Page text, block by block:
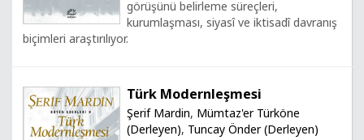
görüşünü belirleme süreçleri,
kurumlaşması, siyasî ve iktisadî davranış
biçimleri araştırılıyor.
Türk Modernleşmesi
Şerif Mardin, Mümtaz'er Türköne
(Derleyen), Tuncay Önder (Derleyen)